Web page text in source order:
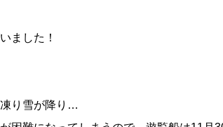
ました！
り雪が降り…